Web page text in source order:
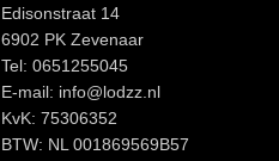
Edisonstraat 14
6902 PK Zevenaar
Tel: 0651255045
E-mail: info@lodzz.nl
KvK: 75306352
BTW: NL 001869569B57